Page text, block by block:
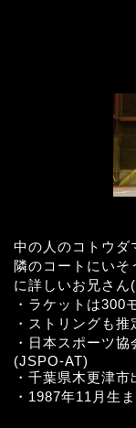
中の人のコトウダ
隣のコートにい
に詳しいお兄さん
・ラケットは300
・ストリングも
・日本スポーツ
(JSPO-AT)
・千葉県木更津市
・1987年11月生